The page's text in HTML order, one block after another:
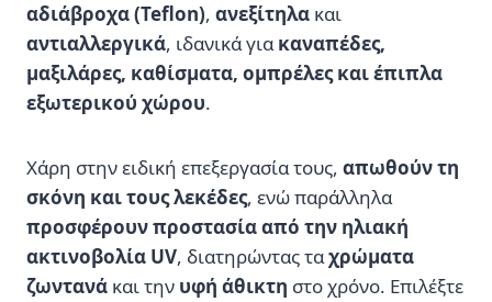
αδιάβροχα (Teflon), ανεξίτηλα και
αντιαλλεργικά, ιδανικά γιακαναπέδες,
μαξιλάρες, καθίσματα, ομπρέλες και έπιπλα
εξωτερικού χώρου.
Χάρη στην ειδική επεξεργασία τους, απωθούν τη
σκόνη και τους λεκέδες, ενώ παράλληλα
προσφέρουν προστασία από την ηλιακή
ακτινοβολία UV, διατηρώντας ταχρώματα
ζωντανά και την υφή άθικτη στο χρόνο. Επιλέξτε